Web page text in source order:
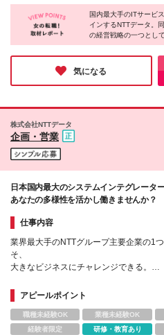
ビスに関する知見
ービスの戦略立案
国内最大手のITサービ
インするNTTデータ。
の経営戦略の一つとし
進しており、多様な人
る企業を目指し取り組
境も整備されており、
るはずです。
気になる
株式会社NTTデータ
企画・営業
日本国内最大のシステムインテグレーター
あなたの多様性を活かし働きませんか？
仕事内容
業界最大手のNTTグループ主要企業の1
そ、
大きなビジネスにチャレンジできる。
アピールポイント
職種未経験OK 業種未経験OK
経験者限定
研修・教育あり